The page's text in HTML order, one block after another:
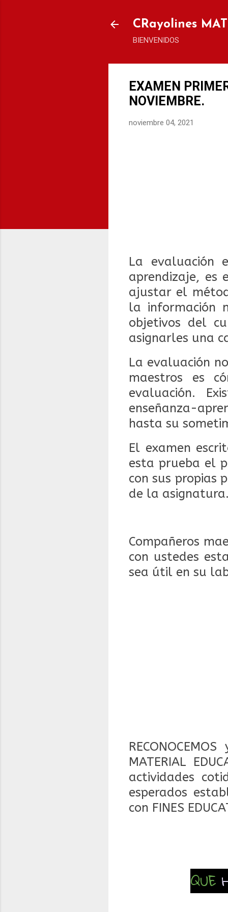
CRayolines
BIENVENIDOS
EXAMEN
NOVIEMBRE.
noviembre 04, 2021
La evaluación
aprendizaje, es
ajustar el
la información
objetivos del
asignarles una
La evaluación
maestros es
evaluación.
enseñanza-
hasta su
El examen
esta prueba el
con sus propias
de la
Compañeros
con ustedes
sea útil en su
MATERIAL
actividades
esperados
con FINES
QUE